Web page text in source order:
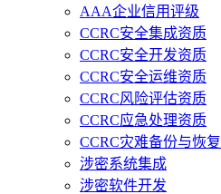
AAA企业信用评级
CCRC安全集成资质
CCRC安全开发资质
CCRC安全运维资质
CCRC风险评估资质
CCRC应急处理资质
CCRC灾难备份与恢复
涉密系统集成
涉密软件开发